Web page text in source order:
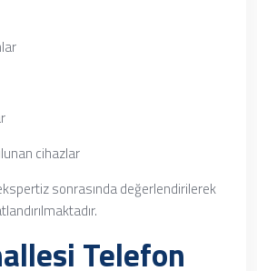
cihazlar
sonrasında değerlendirilerek
Telefon